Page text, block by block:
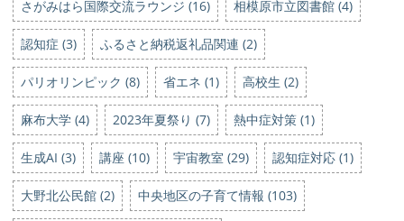
さがみはら国際交流ラウンジ (16) 相模原市立図書館 (4)
認知症 (3) ふるさと納税返礼品関連 (2)
パリオリンピック (8) 省エネ (1) 高校生 (2)
麻布大学 (4) 2023年夏祭り (7) 熱中症対策 (1)
生成AI (3) 講座 (10) 宇宙教室 (29) 認知症対応 (1)
大野北公民館 (2) 中央地区の子育て情報 (103)